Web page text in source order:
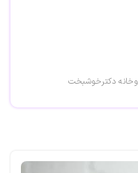
دکترخوشبخت